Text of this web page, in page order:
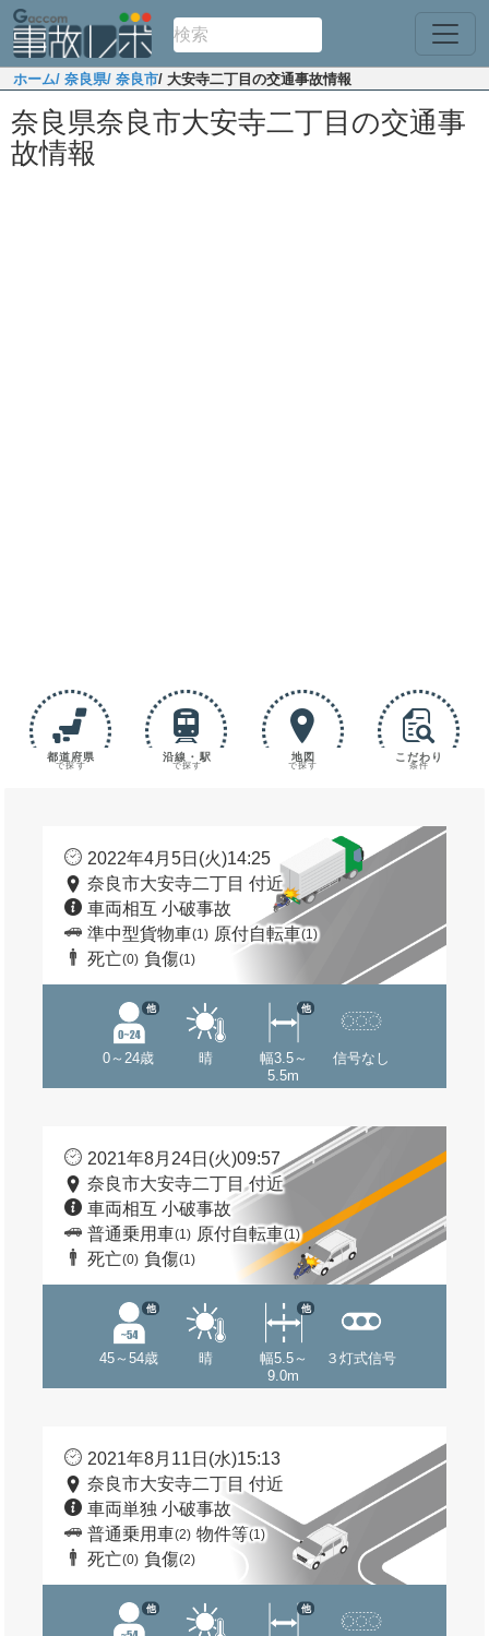
ホーム/ 奈良県/ 奈良市/ 大安寺二丁目の交通事故情報
奈良県奈良市大安寺二丁目の交通事
故情報
都道府県
で探す
沿線・駅
で探す
地図
で探す
こだわり
条件
2022年4月5日(火)14:25
奈良市大安寺二丁目 付近
車両相互 小破事故
準中型貨物車(1) 原付自転車(1)
死亡(0) 負傷(1)
0～24歳
他
晴
幅3.5～
5.5m
他
信号なし
2021年8月24日(火)09:57
奈良市大安寺二丁目 付近
車両相互 小破事故
普通乗用車(1) 原付自転車(1)
死亡(0) 負傷(1)
45～54歳
他
晴
幅5.5～
9.0m
他
３灯式信号
2021年8月11日(水)15:13
奈良市大安寺二丁目 付近
車両単独 小破事故
普通乗用車(2) 物件等(1)
死亡(0) 負傷(2)
他 他